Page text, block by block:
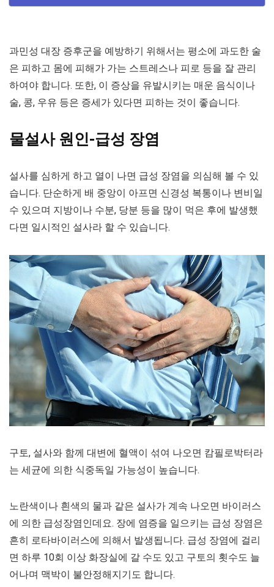
과민성 대장 증후군을 예방하기 위해서는 평소에 과도한 술
은 피하고 몸에 피해가 가는 스트레스나 피로 등을 잘 관리
하여야 합니다. 또한, 이 증상을 유발시키는 매운 음식이나
술, 콩, 우유 등은 증세가 있다면 피하는 것이 좋습니다.
물설사 원인-급성 장염
설사를 심하게 하고 열이 나면 급성 장염을 의심해 볼 수 있
습니다. 단순하게 배 중앙이 아프면 신경성 복통이나 변비일
수 있으며 지방이나 수분, 당분 등을 많이 먹은 후에 발생했
다면 일시적인 설사라 할 수 있습니다.
구토, 설사와 함께 대변에 혈액이 섞여 나오면 캄필로박터라
는 세균에 의한 식중독일 가능성이 높습니다.
노란색이나 흰색의 물과 같은 설사가 계속 나오면 바이러스
에 의한 급성장염인데요. 장에 염증을 일으키는 급성 장염은
흔히 로타바이러스에 의해서 발생됩니다. 급성 장염에 걸리
면 하루 10회 이상 화장실에 갈 수도 있고 구토의 횟수도 늘
어나며 맥박이 불안정해지기도 합니다.